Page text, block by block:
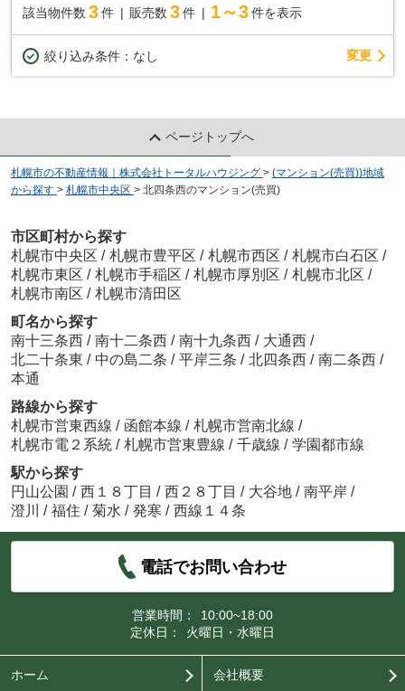
該当物件数 3件 販売数 3 件 1～3 件を表示
絞り込み条件： なし 変更
ページトップへ
札幌市の不動産情報｜株式会社トータルハウジング > (マンション(売買))地域
から探す > 札幌市中央区 > 北四条西のマンション(売買)
市区町村から探す
札幌市中央区 / 札幌市豊平区 / 札幌市西区 / 札幌市白石区 /
札幌市東区 / 札幌市手稲区 / 札幌市厚別区 / 札幌市北区 /
札幌市南区 / 札幌市清田区
町名から探す
南十三条西 / 南十二条西 / 南十九条西 / 大通西 /
北二十条東 / 中の島二条 / 平岸三条 / 北四条西 / 南二条西 /
本通
路線から探す
札幌市営東西線 / 函館本線 / 札幌市営南北線 /
札幌市電２系統 / 札幌市営東豊線 / 千歳線 / 学園都市線
駅から探す
円山公園 / 西１８丁目 / 西２８丁目 / 大谷地 / 南平岸 /
澄川
/ 福住 / 菊水 / 発寒 / 西線１４条
電話でお問い合わせ
営業時間：
10:00~18:00
定休日：
火曜日・水曜日
ホーム 会社概要